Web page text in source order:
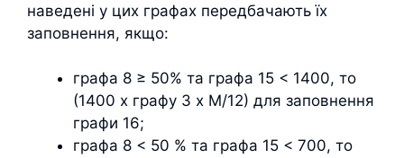
наведені у цих графах передбачають їх
заповнення, якщо:
графа 8 ≥ 50% та графа 15 < 1400, то
(1400 х графу 3 х М/12) для заповнення
графи 16;
графа 8 < 50 % та графа 15 < 700, то